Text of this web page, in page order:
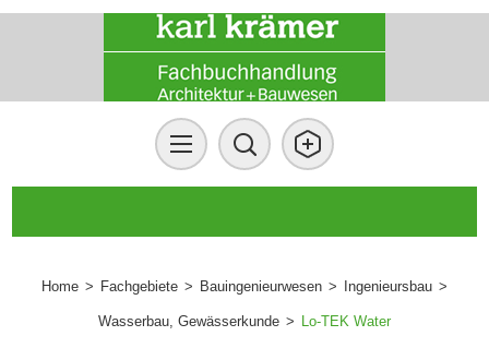
Home > Fachgebiete > Bauingenieurwesen > Ingenieursbau >
Wasserbau, Gewässerkunde > Lo-TEK Water